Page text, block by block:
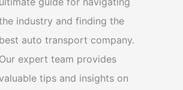
industry and finding the
best auto transport company.
Our expert team provides
tips and insights on